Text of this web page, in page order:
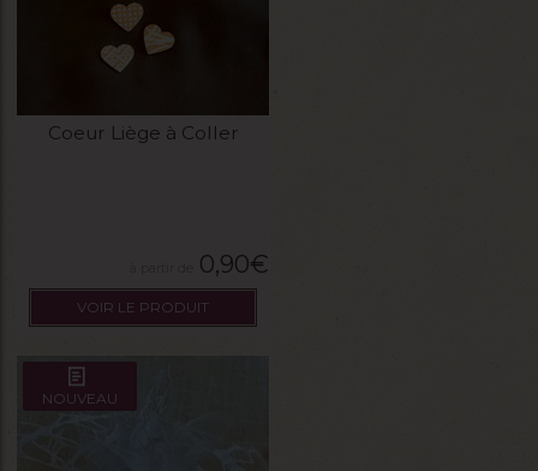
Coeur Liège à Coller
0,90€
VOIR LE PRODUIT
NOUVEAU